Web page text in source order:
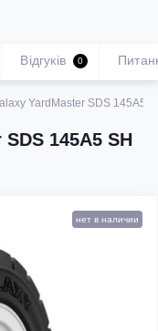
YardMaster SDS 145A5
145A5 SH
Відгуків 0
нет в наличии